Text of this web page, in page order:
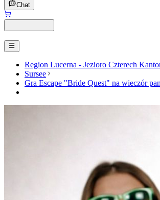
Chat
Region Lucerna - Jezioro Czterech
Sursee
Gra Escape "Bride Quest" na wieczór